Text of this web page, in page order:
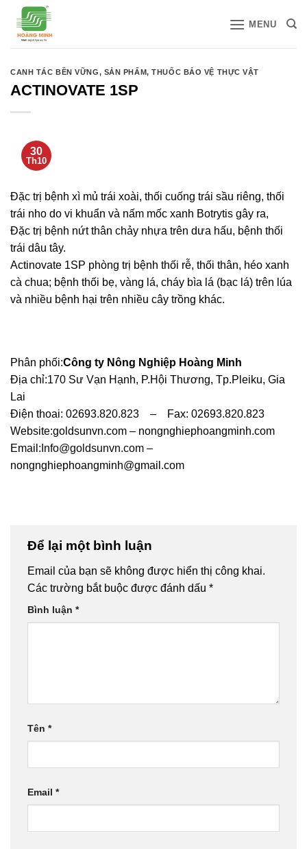
qua
MENU
CANH TÁC BỀN VỮNG, SẢN PHẨM,THUỐC BẢO VỆ THỰC VẬT
ACTINOVATE 1SP
30
Th10
Đặc trị bệnh xì mủ trái xoài, thối cuống trái sầu riêng, thối
trái nho do vi khuẩn và nấm mốc xanh Botrytis gây ra,
Đặc trị bệnh nứt thân chảy nhựa trên dưa hấu, bệnh thối
trái dâu tây.
Actinovate 1SP phòng trị bệnh thối rễ, thối thân, héo xanh
cà chua; bệnh thối bẹ, vàng lá, cháy bìa lá (bạc lá) trên lúa
và nhiều bệnh hại trên nhiều cây trồng khác.
Phân phối:Công ty Nông Nghiệp Hoàng Minh
Địa chỉ:170 Sư Vạn Hạnh, P.Hội Thương, Tp.Pleiku, Gia
Lai
Điện thoai: 02693.820.823 – Fax: 02693.820.823
Website:goldsunvn.com – nongnghiephoangminh.com
Email: Info@goldsunvn.com –
nongnghiephoangminh@gmail.com
Để lại một bình luận
Email của bạn sẽ không được hiển thị công khai.
Các trường bắt buộc được đánh dấu *
Bình luận *
Tên *
Email *